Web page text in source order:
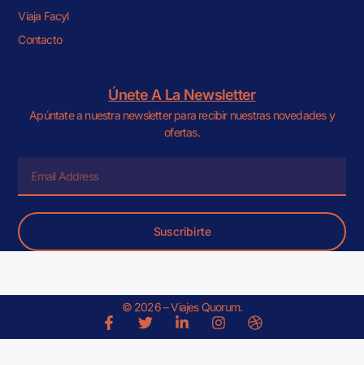
Viaja Facyl
Contacto
Únete A La Newsletter
Apúntate a nuestra newsletter para recibir nuestras novedades y
ofertas.
Suscribirte
© 2026 – Viajes Quorum.